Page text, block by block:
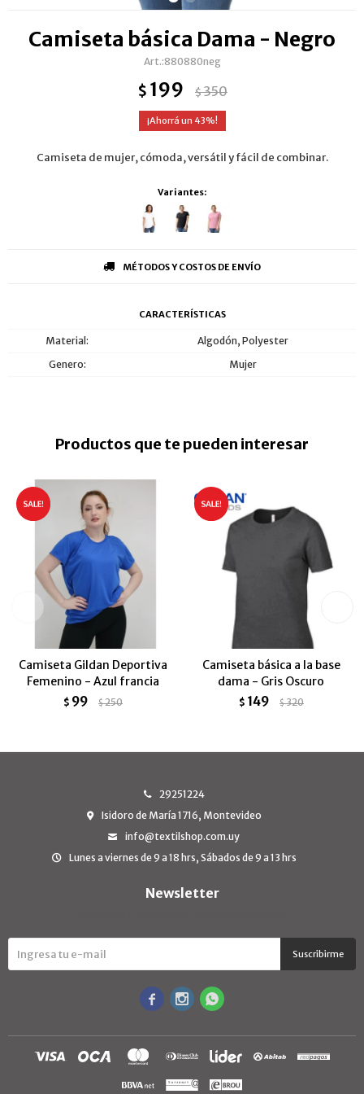
Camiseta básica Dama - Negro
880880neg
$ 199 $350
43
Camiseta de mujer, cómoda, versátil y fácil de combinar.
Variantes:
MÉTODOS Y COSTOS DE ENVÍO
CARACTERÍSTICAS
Material
Algodón, Polyester
Genero
Mujer
Productos que te pueden interesar
Camiseta Gildan Deportiva
Femenino - Azul francia
$ 99 $250
Camiseta básica a la base
dama - Gris Oscuro
$ 149 $320
29251224
Isidoro de María 1716, Montevideo
info@textilshop.com.uy
Lunes a viernes de 9 a 18 hrs, Sábados de 9 a 13 hrs
Newsletter
Suscribirme
  